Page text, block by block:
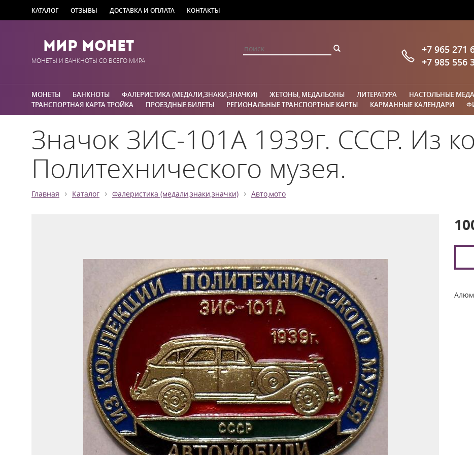
КАТАЛОГ ОТЗЫВЫ ДОСТАВКА И ОПЛАТА КОНТАКТЫ
Мир Монет
МОНЕТЫ И БАНКНОТЫ СО ВСЕГО МИРА
+7 965 271
+7 985 556
МОНЕТЫ БАНКНОТЫ ФАЛЕРИСТИКА (МЕДАЛИ,ЗНАКИ,ЗНАЧКИ) ЖЕТОНЫ, МЕДАЛЬОНЫ ЛИТЕРАТУРА НАСТОЛЬНЫЕ
ТРАНСПОРТНАЯ КАРТА ТРОЙКА
ПРОЕЗДНЫЕ БИЛЕТЫ РЕГИОНАЛЬНЫЕ ТРАНСПОРТНЫЕ КАРТЫ КАРМАННЫЕ КАЛЕНДАРИ
Значок ЗИС-101А 1939г. СССР. Из
Политехнического музея.
Главная › Каталог › Фалеристика (медали,знаки,значки) › Авто,мото